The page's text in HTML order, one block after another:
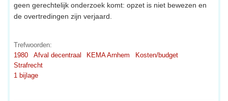
geen gerechtelijk onderzoek komt: opzet is niet bewezen en
de overtredingen zijn verjaard.
Trefwoorden:
1980
Afval decentraal KEMA Arnhem
Kosten/budget
Strafrecht
1 bijlage